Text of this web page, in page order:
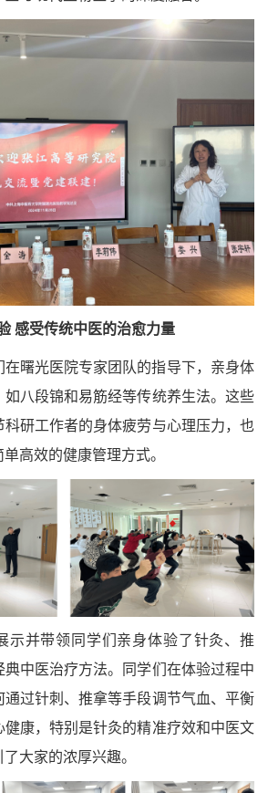
感受传统中医的治愈力量
在曙光医院专家团队的指导下，亲身体
八段锦和易筋经等传统养生法。这些
研工作者的身体疲劳与心理压力，也
高效的健康管理方式。
示并带领同学们亲身体验了针灸、推
中医治疗方法。同学们在体验过程中
过针刺、推拿等手段调节气血、平衡
健康，特别是针灸的精准疗效和中医文
大家的浓厚兴趣。